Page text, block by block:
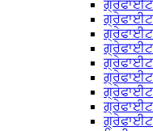
ਗ੍ਰੇਫਾਈਟ
ਗ੍ਰੇਫਾਈਟ